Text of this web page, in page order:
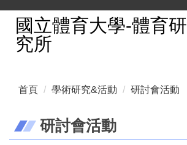
國立體育大學-體育研
究所
首頁 學術研究&活動 研討會活動
研討會活動